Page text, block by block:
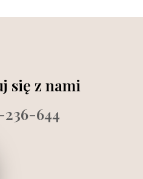
się z nami
236-644